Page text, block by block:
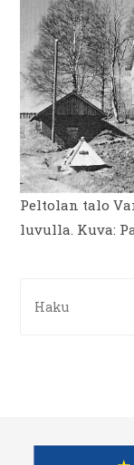
Peltolan talo
luvulla. Kuva: